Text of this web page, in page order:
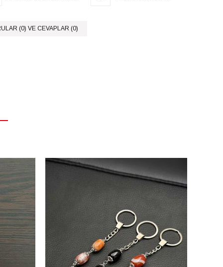
(0) VE CEVAPLAR (0)